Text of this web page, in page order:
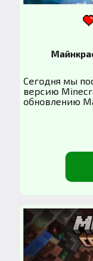
Сегодня мы
версию
обновлению